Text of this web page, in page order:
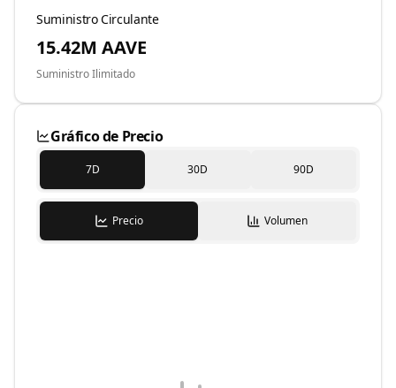
Suministro Circulante
15.42M AAVE
Suministro Ilimitado
Gráfico de Precio
7D 30D 90D
Precio Volumen